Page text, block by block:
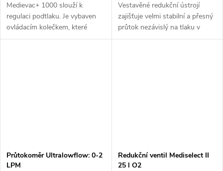
Medievac+ 1000 slouží k
regulaci podtlaku. Je vybaven
ovládacím kolečkem, které
usnadňuje manipulaci a
Vestavěné redukční ústrojí
zajišťuje velmi stabilní a přesný
průtok nezávislý na tlaku v
rozvodu nebo v tlakové lahvi.
Průtokoměr Ultralowflow: 0-2
LPM
Redukční ventil Mediselect II
25 l O2